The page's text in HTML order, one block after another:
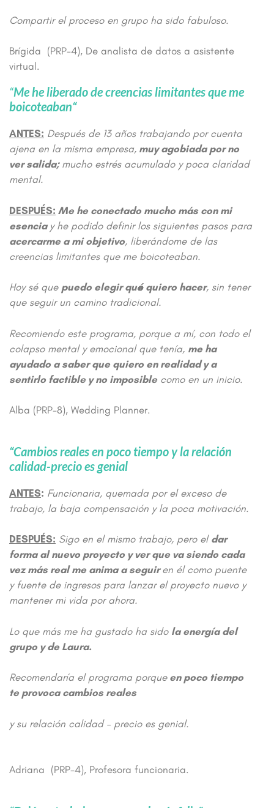
Compartir el proceso en grupo ha sido fabuloso.
Brígida (PRP-4), De analista de datos a asistente
virtual.
“Me he liberado de creencias limitantes que me
boicoteaban“
ANTES: Después de 13 años trabajando por cuenta
ajena en la misma empresa, muy agobiada por no
ver salida; mucho estrés acumulado y poca claridad
mental.
DESPUÉS: Me he conectado mucho más con mi
esencia y he podido definir los siguientes pasos para
acercarme a mi objetivo, liberándome de las
creencias limitantes que me boicoteaban.
Hoy sé que puedo elegir qué quiero hacer, sin tener
que seguir un camino tradicional.
Recomiendo este programa, porque a mí, con todo el
colapso mental y emocional que tenía, me ha
ayudado a saber que quiero en realidad y a
sentirlo factible y no imposible como en un inicio.
Alba (PRP-8), Wedding Planner.
“Cambios reales en poco tiempo y la relación
calidad-precio es genial
ANTES: Funcionaria, quemada por el exceso de
trabajo, la baja compensación y la poca motivación.
DESPUÉS: Sigo en el mismo trabajo, pero el dar
forma al nuevo proyecto y ver que va siendo cada
vez más real me anima a seguiren él como puente
y fuente de ingresos para lanzar el proyecto nuevo y
mantener mi vida por ahora.
Lo que más me ha gustado ha sido la energía del
grupo y de Laura.
Recomendaría el programa porqueen poco tiempo
te provoca cambios reales
y su relación calidad – precio es genial.
Adriana (PRP-4), Profesora funcionaria.